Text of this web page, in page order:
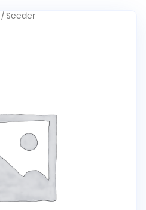
/ Seeder